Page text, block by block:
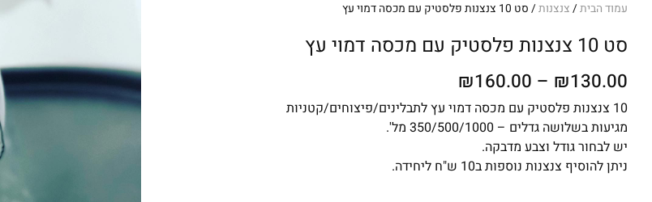
עמוד הבית/ צנצנות/ סט 10 צנצנות פלסטיק עם מכסה דמוי עץ
סט 10 צנצנות פלסטיק עם מכסה דמוי עץ
₪130.00
–
₪160.00
מחירים:
עד
10 צנצנות פלסטיק עם מכסה דמוי עץ לתבלינים/פיצוחים/קטניות
מגיעות בשלושה גדלים – 350/500/1000 מל'.
יש לבחור גודל וצבע מדבקה.
ניתן להוסיף צנצנות נוספות ב10 ש"ח ליחידה.